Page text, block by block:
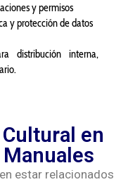
y permisos
y protección de datos
distribución interna,
en
estar relacionados